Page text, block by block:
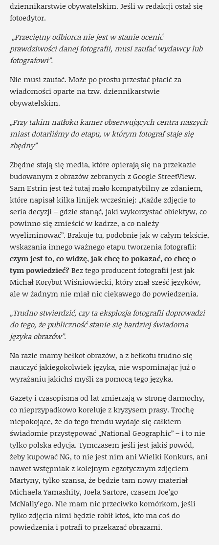
dziennikarstwie obywatelskim. Jeśli w redakcji ostał się
fotoedytor.
„Przeciętny odbiorca nie jest w stanie ocenić
prawdziwości danej fotografii, musi zaufać wydawcy lub
fotografowi”.
Nie musi zaufać. Może po prostu przestać płacić za
wiadomości oparte na tzw. dziennikarstwie
obywatelskim.
„Przy takim natłoku kamer obserwujących centra naszych
miast dotarliśmy do etapu, w którym fotograf staje się
zbędny”
Zbędne stają się media, które opierają się na przekazie
budowanym z obrazów zebranych z Google StreetView.
Sam Estrin jest też tutaj mało kompatybilny ze zdaniem,
które napisał kilka linijek wcześniej: „Każde zdjęcie to
seria decyzji – gdzie stanąć, jaki wykorzystać obiektyw, co
powinno się zmieścić w kadrze, a co należy
wyeliminować”. Brakuje tu, podobnie jak w całym tekście,
wskazania innego ważnego etapu tworzenia fotografii:
czym jest to, co widzę, jak chcę to pokazać, co chcę o
tym powiedzieć?Bez tego producent fotografii jest jak
Michał Korybut Wiśniowiecki, który znał sześć języków,
ale w żadnym nie miał nic ciekawego do powiedzenia.
„Trudno stwierdzić, czy ta eksplozja fotografii doprowadzi
do tego, że publiczność stanie się bardziej świadoma
języka obrazów”.
Na razie mamy bełkot obrazów, a z bełkotu trudno się
nauczyć jakiegokolwiek języka, nie wspominając już o
wyrażaniu jakichś myśli za pomocą tego języka.
Gazety i czasopisma od lat zmierzają w stronę darmochy,
co nieprzypadkowo koreluje z kryzysem prasy. Trochę
niepokojące, że do tego trendu wydaje się całkiem
świadomie przystępować „National Geographic” – i to nie
tylko polska edycja. Tymczasem jeśli jest jakiś powód,
żeby kupować NG, to nie jest nim ani Wielki Konkurs, ani
nawet wstępniak z kolejnym egzotycznym zdjęciem
Martyny, tylko szansa, że będzie tam nowy materiał
Michaela Yamashity, Joela Sartore, czasem Joe’go
McNally’ego. Nie mam nic przeciwko komórkom, jeśli
tylko zdjęcia nimi będzie robił ktoś, kto ma coś do
powiedzenia i potrafi to przekazać obrazami.